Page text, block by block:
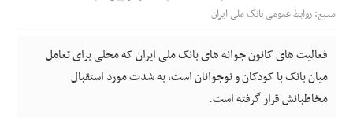
منبع: روابط عمومی بانک ملی ایران
فعالیت های کانون جوانه های بانک ملی ایران که محلی برای تعامل
میان بانک با کودکان و نوجوانان است، به شدت مورد استقبال
مخاطبانش قرار گرفته است.